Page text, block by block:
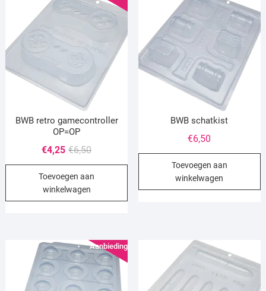
BWB retro gamecontroller
OP=OP
€6,50Oorspronkelijke
prijs
was:
€4,25
Huidige
prijs
is:
Toevoegen aan
winkelwagen
BWB schatkist
€6,50
Toevoegen aan
winkelwagen
Aanbieding!